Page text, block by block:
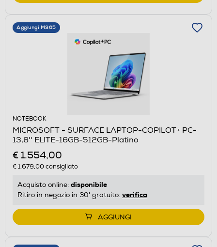
Aggiungi M365
NOTEBOOK
MICROSOFT - SURFACE LAPTOP-COPILOT+ PC-
13,8'' ELITE-16GB-512GB-Platino
€ 1.554,00
€ 1.679,00consigliato
Acquisto online: disponibile
Ritiro in negozio in 30' gratuito: verifica
AGGIUNGI